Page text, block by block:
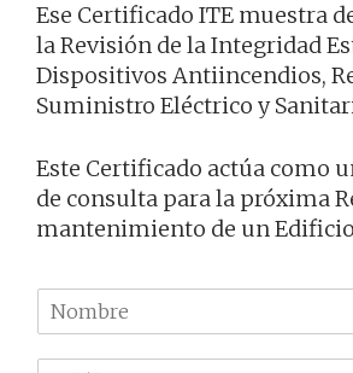
Ese Certificado ITE muestra
la Revisión de la Integridad
Dispositivos Antiincendios,
Suministro Eléctrico y
Este Certificado actúa como
de consulta para la próxima
mantenimiento de un
N
o
m